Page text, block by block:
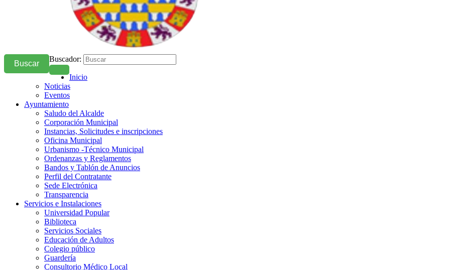
Buscador:
Buscar
Inicio
Noticias
Eventos
Ayuntamiento
Saludo del Alcalde
Corporación Municipal
Instancias, Solicitudes e inscripciones
Oficina Municipal
Urbanismo -Técnico Municipal
Ordenanzas y Reglamentos
Bandos y Tablón de Anuncios
Perfil del Contratante
Sede Electrónica
Transparencia
Servicios e Instalaciones
Universidad Popular
Biblioteca
Servicios Sociales
Educación de Adultos
Colegio público
Guardería
Consultorio Médico Local